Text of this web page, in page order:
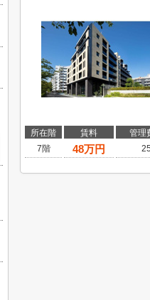
所在階 賃料
管理
7階
48万円